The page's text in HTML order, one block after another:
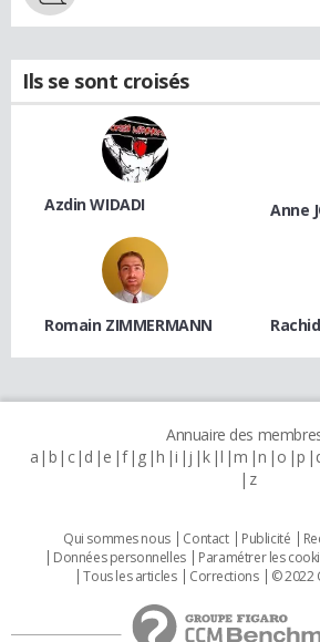
Ils se sont croisés
Azdin WIDADI Anne
Romain ZIMMERMANN
Annuaire des
a b c d e f g h i j k l m n o p
z
Qui sommes nous Contact Publicité
Données personnelles
Paramétrer les
Tous les articles
Corrections © 2022